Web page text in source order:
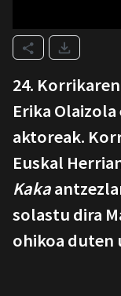
24.
Erika
aktoreak.
Euskal
Kaka
solastu dira
ohikoa duten